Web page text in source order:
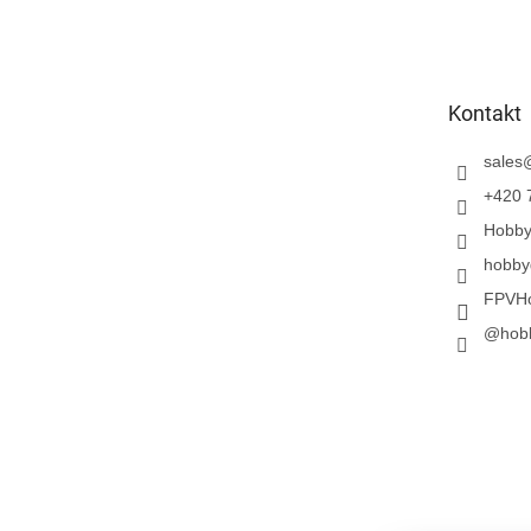
Kontakt
sales
+420